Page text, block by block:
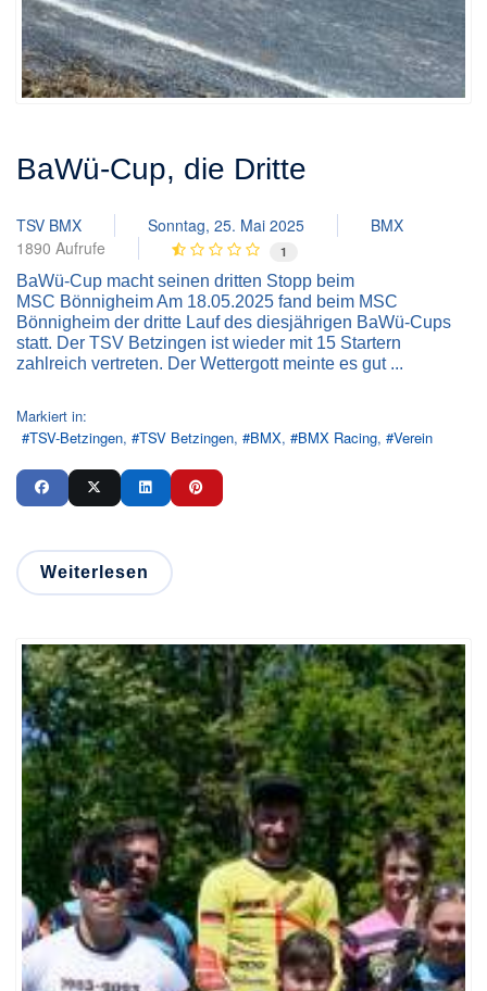
BaWü-Cup, die Dritte
TSV BMX Sonntag, 25. Mai 2025
BMX
1890 Aufrufe
1
BaWü-Cup macht seinen dritten Stopp beim
MSC Bönnigheim Am 18.05.2025 fand beim MSC
Bönnigheim der dritte Lauf des diesjährigen BaWü-Cups
statt. Der TSV Betzingen ist wieder mit 15 Startern
zahlreich vertreten. Der Wettergott meinte es gut ...
Markiert in:
TSV-Betzingen
TSV Betzingen BMX BMX Racing Verein
Weiterlesen